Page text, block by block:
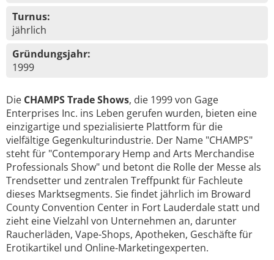
Turnus:
jährlich
Gründungsjahr:
1999
Die CHAMPS Trade Shows, die 1999 von Gage
Enterprises Inc. ins Leben gerufen wurden, bieten eine
einzigartige und spezialisierte Plattform für die
vielfältige Gegenkulturindustrie. Der Name "CHAMPS"
steht für "Contemporary Hemp and Arts Merchandise
Professionals Show" und betont die Rolle der Messe als
Trendsetter und zentralen Treffpunkt für Fachleute
dieses Marktsegments. Sie findet jährlich im Broward
County Convention Center in Fort Lauderdale statt und
zieht eine Vielzahl von Unternehmen an, darunter
Raucherläden, Vape-Shops, Apotheken, Geschäfte für
Erotikartikel und Online-Marketingexperten.